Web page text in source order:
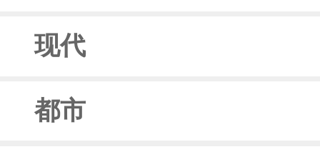
现代
都市